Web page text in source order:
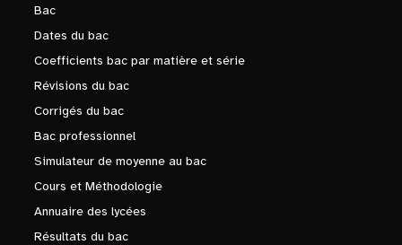
Bac
Dates du bac
Coefficients bac par matière et série
Révisions du bac
Corrigés du bac
Bac professionnel
Simulateur de moyenne au bac
Cours et Méthodologie
Annuaire des lycées
Résultats du bac